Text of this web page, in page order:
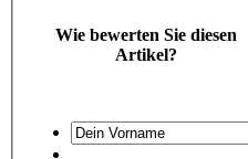
Wie bewerten Sie diesen
Artikel?